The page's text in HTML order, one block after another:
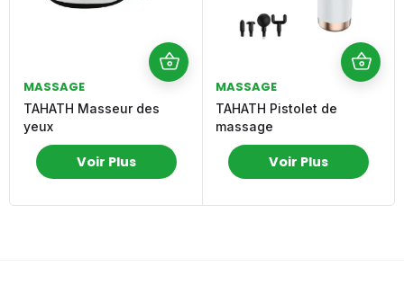
MASSAGE
TAHATH Masseur des
yeux
Voir Plus
MASSAGE
TAHATH Pistolet de
massage
Voir Plus